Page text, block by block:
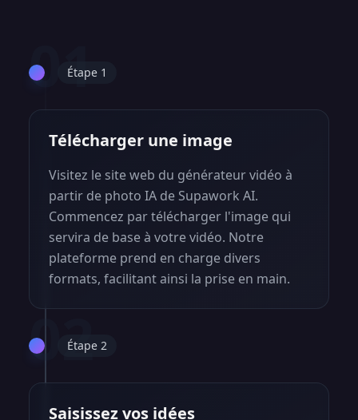
01
Étape 1
Télécharger une image
Visitez le site web du générateur vidéo à
partir de photo IA de Supawork AI.
Commencez par télécharger l'image qui
servira de base à votre vidéo. Notre
plateforme prend en charge divers
formats, facilitant ainsi la prise en main.
02
Étape 2
Saisissez vos idées